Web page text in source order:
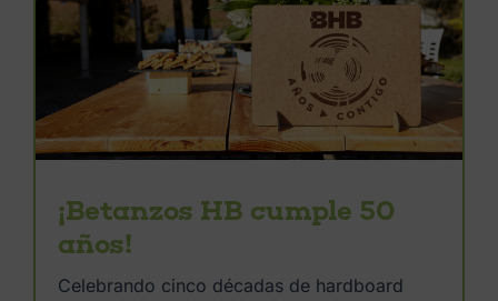
¡Betanzos HB cumple 50
años!
Celebrando cinco décadas de hardboard